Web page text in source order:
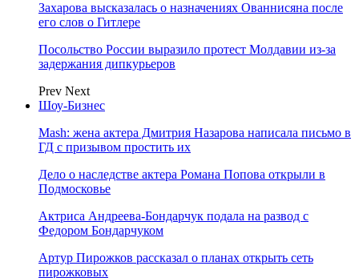
Захарова высказалась о назначениях Ованнисяна после
его слов о Гитлере
Посольство России выразило протест Молдавии из-за
задержания дипкурьеров
Prev Next
Шоу-Бизнес
Mash: жена актера Дмитрия Назарова написала письмо в
ГД с призывом простить их
Дело о наследстве актера Романа Попова открыли в
Подмосковье
Актриса Андреева-Бондарчук подала на развод с
Федором Бондарчуком
Артур Пирожков рассказал о планах открыть сеть
пирожковых